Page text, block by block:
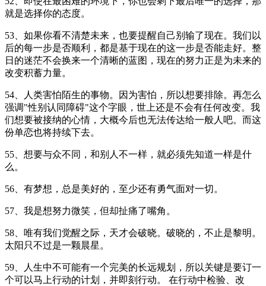
就是选择你的态度。
53、如果你看不清楚未来，也要提醒自己别输了现在。我们以
后的每一步是否顺利，都是基于现在的这一步是否能走好。整
日的迷茫不会换来一个清晰的蓝图，现在的努力正是为未来的
改变积蓄力量。
54、人类害怕陌生的事物。因为害怕，所以想要排除。再怎么
强调"性别认同障碍"这个字眼，世上还是不会有任何改变。我
们想要被接纳的心情，大概今后也无法传达给一般人吧。而这
份单恋也将持续下去。
55、想要与众不同，和别人不一样，就必须先知道一样是什
么。
56、有梦想，总是美好的，至少还有勇气面对一切。
57、我是想努力微笑，但却扯痛了嘴角。
58、唯有我们觉醒之际，天才会破晓。破晓的，不止是黎明。
太阳只不过是一颗晨星。
59、人生中不可能有一个完美的长远规划，所以关键是要订一
个可以马上行动的计划，并即刻行动。 在行动中检验、改